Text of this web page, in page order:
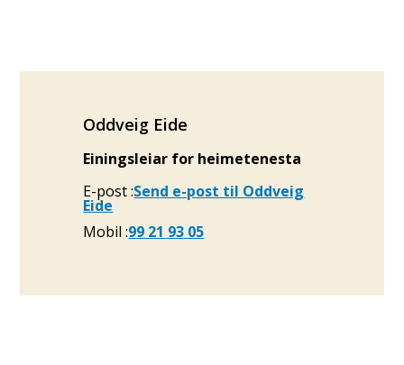
Oddveig Eide
Einingsleiar for heimetenesta
E-postSend e-post til Oddveig
Eide
Mobil99 21 93 05